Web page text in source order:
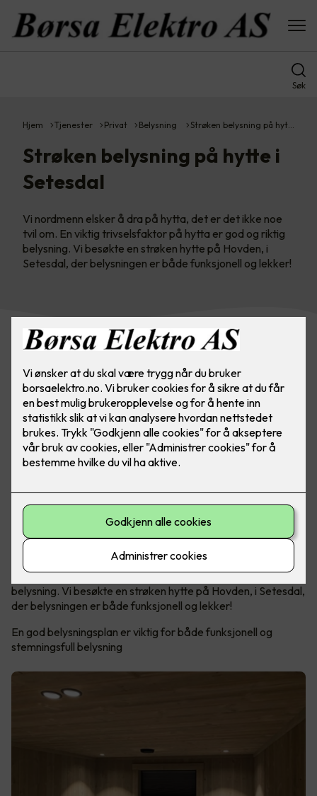
Søk
Hjem Tjenester Privat Belysning Strøken belysning på hyt…
Strøken belysning på hytte i
Setesdal
Vi nordmenn elsker å dra på hytta, det er det ikke noe
tvil om. En viktig trivselsfaktor på hytta er god og riktig
belysning. Vi besøkte en strøken hytte på Hovden, i
Setesdal, der belysningen er både funksjonell og lekker!
Vi nordmenn elsker å dra på hytta, det er det ikke noe tvil
om. En viktig trivselsfaktor på hytta er god og riktig
belysning. Vi besøkte en strøken hytte på Hovden, i Setesdal,
der belysningen er både funksjonell og lekker!
En god belysningsplan er viktig for både funksjonell og
stemningsfull belysning